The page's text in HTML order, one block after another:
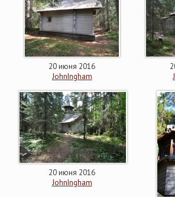
20 июня 2016
JohnIngham
20 июня 2016
JohnIngham